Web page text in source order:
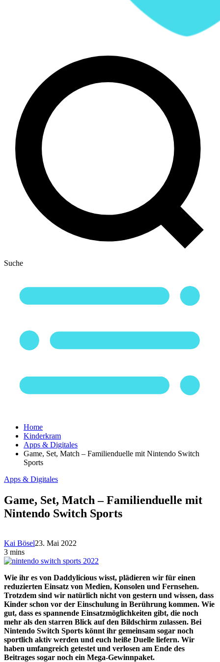
Suche
Home
Kinderkram
Apps & Digitales
Game, Set, Match – Familienduelle mit Nintendo Switch
Sports
Apps & Digitales
Game, Set, Match – Familienduelle mit
Nintendo Switch Sports
Kai Bösel23. Mai 2022
3 mins
Wie ihr es von Daddylicious wisst, plädieren wir für einen
reduzierten Einsatz von Medien, Konsolen und Fernsehen.
Trotzdem sind wir natürlich nicht von gestern und wissen, dass
Kinder schon vor der Einschulung in Berührung kommen. Wie
gut, dass es spannende Einsatzmöglichkeiten gibt, die noch
mehr als den starren Blick auf den Bildschirm zulassen. Bei
Nintendo Switch Sports könnt ihr gemeinsam sogar noch
sportlich aktiv werden und euch heiße Duelle liefern. Wir
haben umfangreich getestet und verlosen am Ende des
Beitrages sogar noch ein Mega-Gewinnpaket.